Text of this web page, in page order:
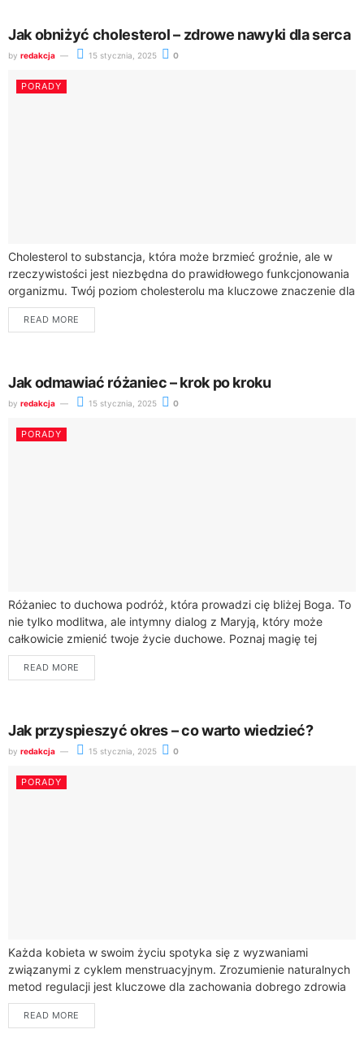
Jak obniżyć cholesterol – zdrowe nawyki dla serca
by redakcja 15 stycznia, 2025 0
PORADY
Cholesterol to substancja, która może brzmieć groźnie, ale w
rzeczywistości jest niezbędna do prawidłowego funkcjonowania
organizmu. Twój poziom cholesterolu ma kluczowe znaczenie dla
zdrowia serca i całego układu krążenia.Warto wiedzieć,...
READ MORE
Jak odmawiać różaniec – krok po kroku
by redakcja 15 stycznia, 2025 0
PORADY
Różaniec to duchowa podróż, która prowadzi cię bliżej Boga. To
nie tylko modlitwa, ale intymny dialog z Maryją, który może
całkowicie zmienić twoje życie duchowe. Poznaj magię tej
wyjątkowej formy...
READ MORE
Jak przyspieszyć okres – co warto wiedzieć?
by redakcja 15 stycznia, 2025 0
PORADY
Każda kobieta w swoim życiu spotyka się z wyzwaniami
związanymi z cyklem menstruacyjnym. Zrozumienie naturalnych
metod regulacji jest kluczowe dla zachowania dobrego zdrowia
kobiecego.Cykl menstruacyjny to skomplikowany proces
biologiczny, który...
READ MORE